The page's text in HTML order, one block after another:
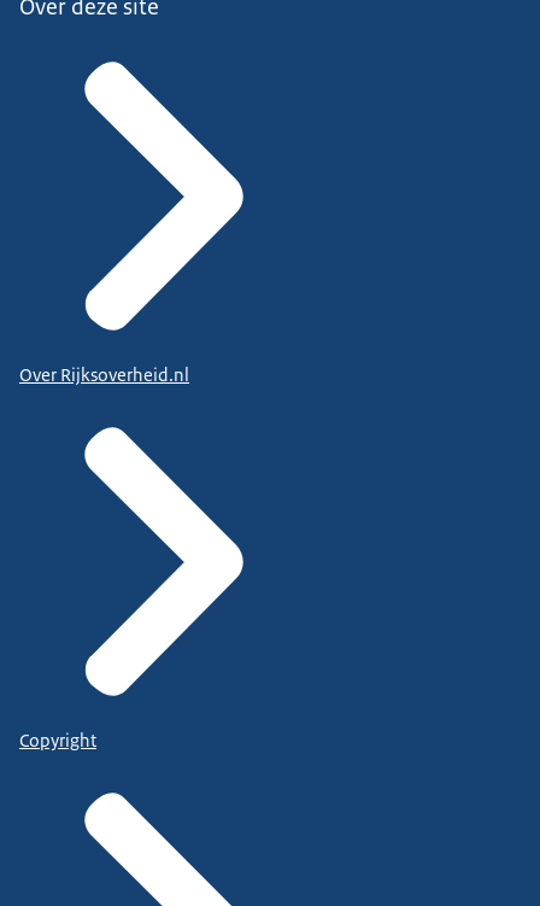
Over deze site
Over Rijksoverheid.nl
Copyright